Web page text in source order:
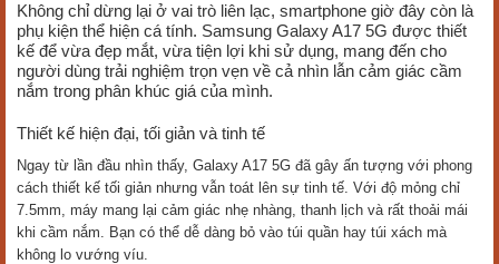
Không chỉ dừng lại ở vai trò liên lạc, smartphone giờ đây còn là
phụ kiện thể hiện cá tính. Samsung Galaxy A17 5G được thiết
kế để vừa đẹp mắt, vừa tiện lợi khi sử dụng, mang đến cho
người dùng trải nghiệm trọn vẹn về cả nhìn lẫn cảm giác cầm
nắm trong phân khúc giá của mình.
Thiết kế hiện đại, tối giản và tinh tế
Ngay từ lần đầu nhìn thấy, Galaxy A17 5G đã gây ấn tượng với phong
cách thiết kế tối giản nhưng vẫn toát lên sự tinh tế. Với độ mỏng chỉ
7.5mm, máy mang lại cảm giác nhẹ nhàng, thanh lịch và rất thoải mái
khi cầm nắm. Bạn có thể dễ dàng bỏ vào túi quần hay túi xách mà
không lo vướng víu.